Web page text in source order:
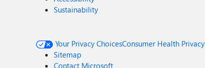
Sustainability
Your Privacy ChoicesConsumer Health Privacy
Sitemap
Contact Microsoft